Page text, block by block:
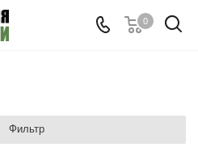
0
Фильтр